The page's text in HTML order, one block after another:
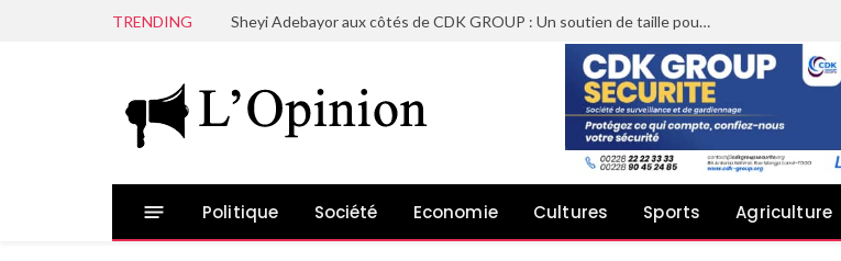
TRENDING Sheyi Adebayor aux côtés de CDK GROUP : Un soutien de taille pour le concert de Joachin Migos
Politique Société Economie Cultures Sports Agriculture